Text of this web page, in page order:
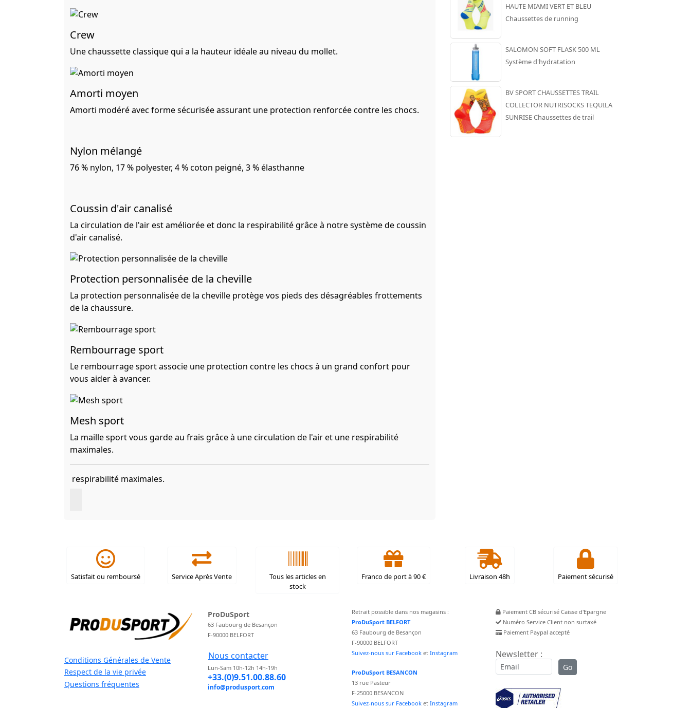
Crew
Une chaussette classique qui a la hauteur idéale au niveau du mollet.
Amorti moyen
Amorti modéré avec forme sécurisée assurant une protection renforcée contre les chocs.
Nylon mélangé
76 % nylon, 17 % polyester, 4 % coton peigné, 3 % élasthanne
Coussin d'air canalisé
La circulation de l'air est améliorée et donc la respirabilité grâce à notre système de coussin
d'air canalisé.
Protection personnalisée de la cheville
La protection personnalisée de la cheville protège vos pieds des désagréables frottements
de la chaussure.
Rembourrage sport
Le rembourrage sport associe une protection contre les chocs à un grand confort pour
vous aider à avancer.
Mesh sport
La maille sport vous garde au frais grâce à une circulation de l'air et une respirabilité
maximales.
respirabilité maximales.
HAUTE MIAMI VERT ET BLEU
Chaussettes de running
SALOMON SOFT FLASK 500 ML
Système d'hydratation
BV SPORT CHAUSSETTES TRAIL
COLLECTOR NUTRISOCKS TEQUILA
SUNRISE Chaussettes de trail
Satisfait ou remboursé Service Après Vente
Tous les articles en
stock
Franco de port à 90 € Livraison 48h Paiement sécurisé
Conditions Générales de Vente
Respect de la vie privée
Questions fréquentes
ProDuSport
63 Faubourg de Besançon
F-90000 BELFORT
Nous contacter
Lun-Sam 10h-12h 14h-19h
+33.(0)9.51.00.88.60
info@produsport.com
Retrait possible dans nos magasins :
ProDuSport BELFORT
63 Faubourg de Besançon
F-90000 BELFORT
Suivez-nous sur Facebook et Instagram
ProDuSport BESANCON
13 rue Pasteur
F-25000 BESANCON
Suivez-nous sur Facebook et Instagram
Paiement CB sécurisé Caisse d'Epargne
Numéro Service Client non surtaxé
Paiement Paypal accepté
Newsletter :